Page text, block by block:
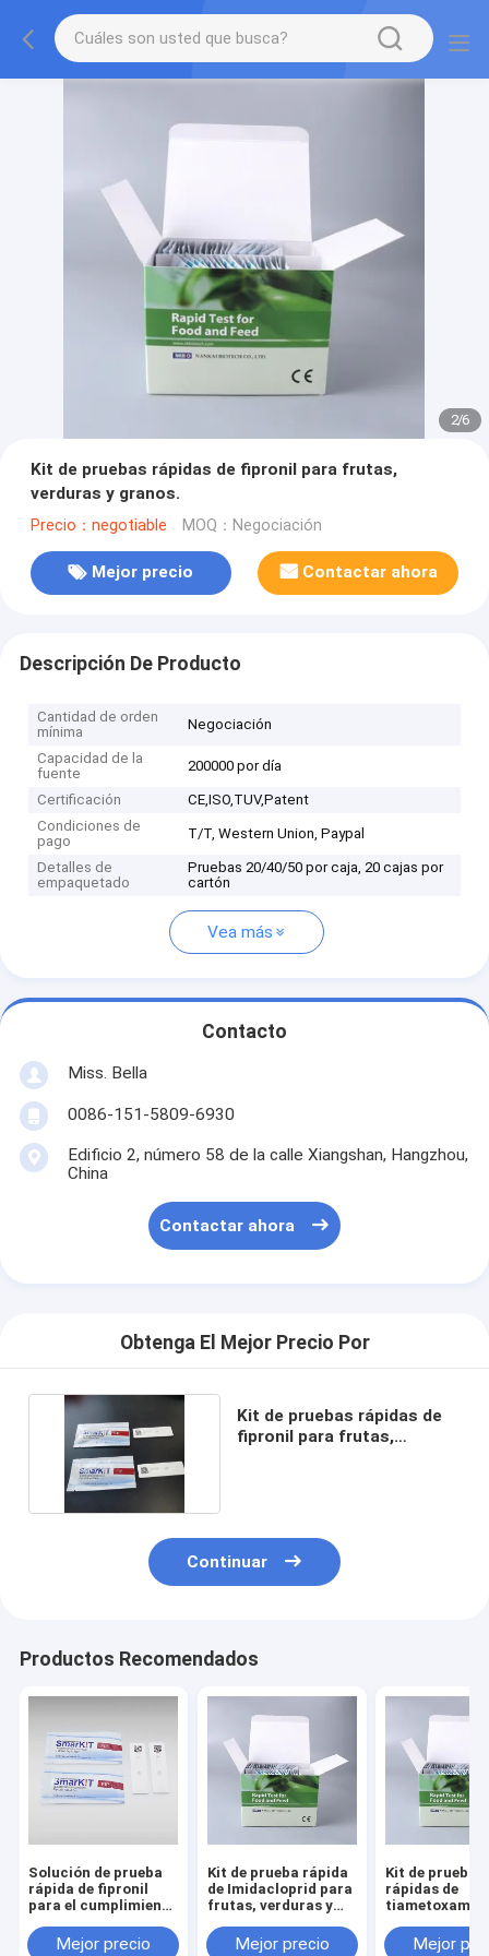
2/6
Kit de pruebas rápidas de fipronil para frutas,
verduras y granos.
Precio：negotiable MOQ：Negociación
Mejor precio Contactar ahora
Descripción De Producto
Cantidad de orden
mínima
Negociación
Capacidad de la
fuente
200000 por día
Certificación
CE,ISO,TUV,Patent
Condiciones de
pago
T/T, Western Union, Paypal
Detalles de
empaquetado
Pruebas 20/40/50 por caja, 20 cajas por
cartón
Vea más
Contacto
Miss. Bella
0086-151-5809-6930
Edificio 2, número 58 de la calle Xiangshan, Hangzhou,
China
Contactar ahora
Obtenga El Mejor Precio Por
Kit de pruebas rápidas de
fipronil para frutas,
Continuar
Productos Recomendados
Solución de prueba
rápida de fipronil
para el cumplimiento
europeas de cítricos
Mejor precio
Kit de prueba rápida
de Imidacloprid para
frutas, verduras y
de residuos de
Mejor precio
Kit de pruebas
rápidas de
tiametoxam
cereales.
Mejor